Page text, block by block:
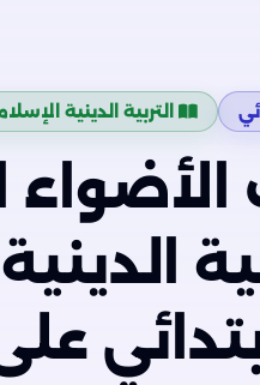
التربية الدينية